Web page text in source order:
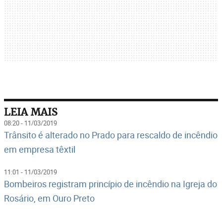
LEIA MAIS
08:20 - 11/03/2019
Trânsito é alterado no Prado para rescaldo de incêndio
em empresa têxtil
11:01 - 11/03/2019
Bombeiros registram princípio de incêndio na Igreja do
Rosário, em Ouro Preto